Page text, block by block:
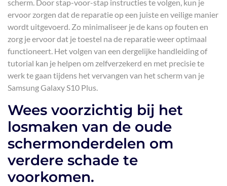
scherm. Door stap-voor-stap instructies te volgen, kun je
ervoor zorgen dat de reparatie op een juiste en veilige manier
wordt uitgevoerd. Zo minimaliseer je de kans op fouten en
zorg je ervoor dat je toestel na de reparatie weer optimaal
functioneert. Het volgen van een dergelijke handleiding of
tutorial kan je helpen om zelfverzekerd en met precisie te
werk te gaan tijdens het vervangen van het scherm van je
Samsung Galaxy S10 Plus.
Wees voorzichtig bij het
losmaken van de oude
schermonderdelen om
verdere schade te
voorkomen.